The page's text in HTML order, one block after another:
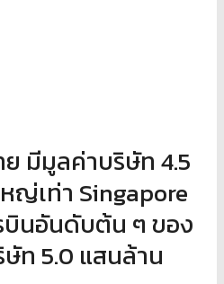
มีมูลค่าบริษัท 4.5
ญ่เท่า Singapore
นอันดับต้น ๆ ของ
ท 5.0 แสนล้าน